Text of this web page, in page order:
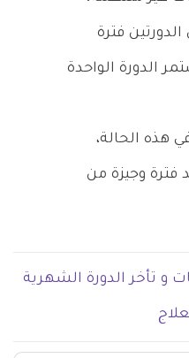
فترة
أو تستمر الدورة الواحدة
هذه الحالة،
فترة وجيزة من
و تأخر الدورة الشهرية